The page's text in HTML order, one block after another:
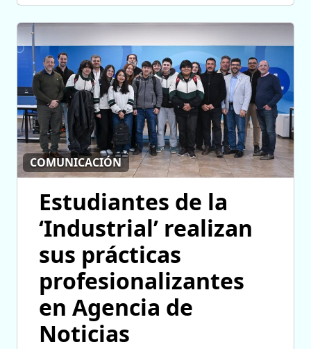
COMUNICACIÓN
Estudiantes de la
‘Industrial’ realizan
sus prácticas
profesionalizantes
en Agencia de
Noticias